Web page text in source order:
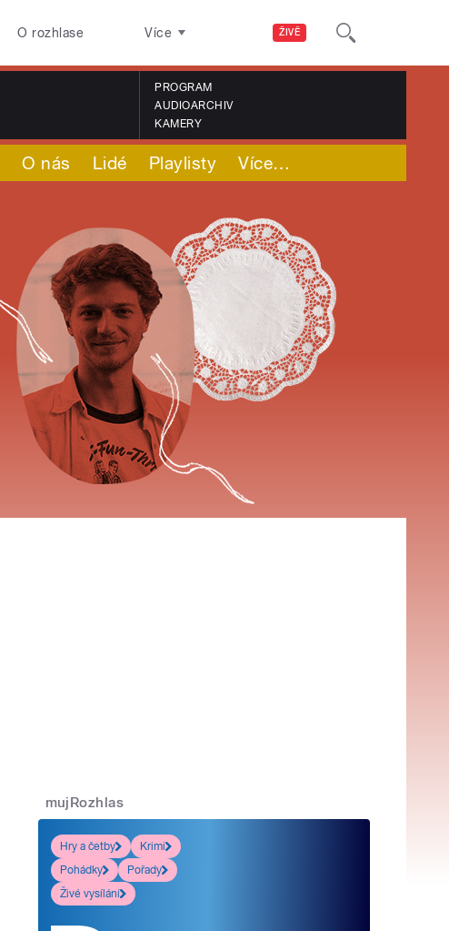
ŽIVĚ
O rozhlase Více
PROGRAM
AUDIOARCHIV
KAMERY
O nás Lidé Playlisty Více…
mujRozhlas
Hry a četby
Krimi
Pohádky
Pořady
Živé vysílání